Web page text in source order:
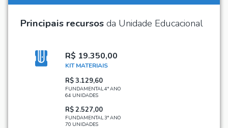
Principais recursosda Unidade Educacional
R$ 19.350,00
KIT MATERIAIS
R$ 3.129,60
FUNDAMENTAL 4° ANO
64 UNIDADES
R$ 2.527,00
FUNDAMENTAL 3° ANO
70 UNIDADES